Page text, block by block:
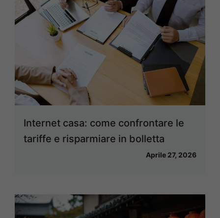
Internet casa: come confrontare le
tariffe e risparmiare in bolletta
Aprile 27, 2026